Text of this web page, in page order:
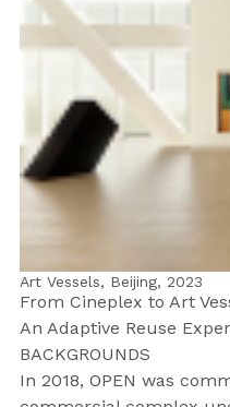
Art Vessels, Beijing, 2023
From Cineplex to Art
An Adaptive Reuse
BACKGROUNDS
In 2018, OPEN was